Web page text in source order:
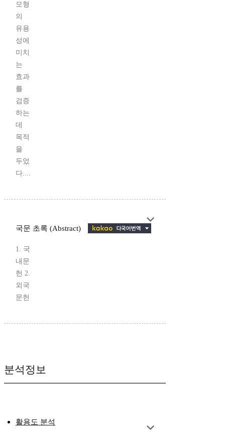
모형
의
유용
성에
미치
는
효과
를
검증
하는
데
목적
을
두었
다....
국문 초록 (Abstract)
1. 국
내문
헌 2.
외국
문헌
분석정보
활용도 분석